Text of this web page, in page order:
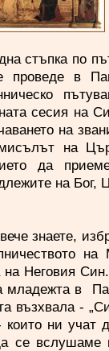
стъпка по
проведе в
сесия на
на
на
да
на Бог,
знаете,
на Неговия
младежта в
възхвала -
които ни учат
се вслушаме